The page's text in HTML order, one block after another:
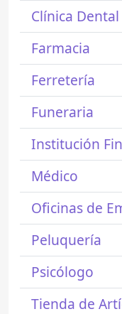
Clínica Dental
Farmacia
Ferretería
Funeraria
Institución
Médico
Oficinas de
Peluquería
Psicólogo
Tienda de